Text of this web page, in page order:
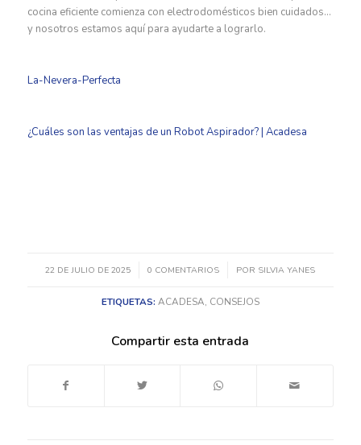
cocina eficiente comienza con electrodomésticos bien cuidados…
y nosotros estamos aquí para ayudarte a lograrlo.
La-Nevera-Perfecta
¿Cuáles son las ventajas de un Robot Aspirador? | Acadesa
22 DE JULIO DE 2025
/ 0 COMENTARIOS
/ POR SILVIA YANES
ETIQUETAS: ACADESA, CONSEJOS
Compartir esta entrada